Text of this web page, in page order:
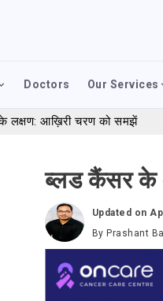
Doctors Our Services
आख़िरी चरण को समझें
ब्लड कैंसर के
Updated on
By Prashant